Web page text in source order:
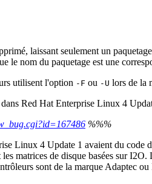
laissant seulement un paquetage
le nom du paquetage est une
utilisent l'option -F ou -U lors de la
Red Hat Enterprise Linux 4
%%%
Linux 4 Update 1 avaient du code
matrices de disque basées sur
sont de la marque Adaptec